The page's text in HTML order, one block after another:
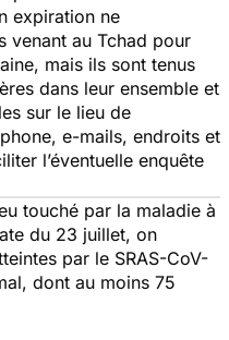
expiration ne
venant au Tchad pour
mais ils sont tenus
dans leur ensemble et
sur le lieu de
e-mails, endroits et
l’éventuelle enquête
touché par la maladie à
du 23 juillet, on
par le SRAS-CoV-
dont au moins 75